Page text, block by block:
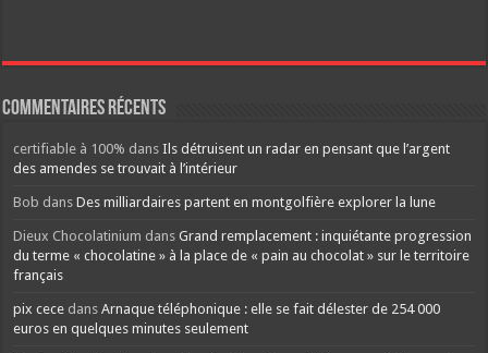
Commentaires récents
certifiable à 100% dansIls détruisent un radar en pensant que l’argent
des amendes se trouvait à l’intérieur
Bob dansDes milliardaires partent en montgolfière explorer la lune
Dieux Chocolatinium dansGrand remplacement : inquiétante progression
du terme « chocolatine » à la place de « pain au chocolat » sur le territoire
français
pix cece dansArnaque téléphonique : elle se fait délester de 254 000
euros en quelques minutes seulement